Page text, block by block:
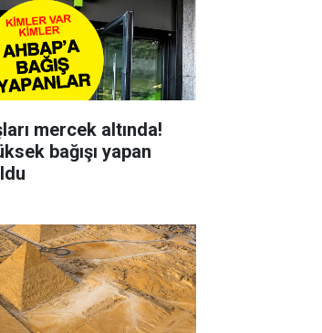
mercek altında!
bağışı yapan